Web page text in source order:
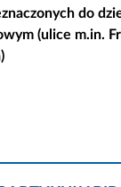
do
(ulice m.in.